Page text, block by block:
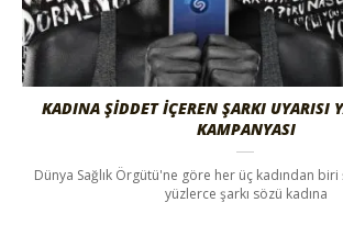
KADINA ŞİDDET İÇEREN ŞARKI UYARISI
KAMPANYASI
Dünya Sağlık Örgütü'ne göre her üç kadından
yüzlerce şarkı sözü kadına